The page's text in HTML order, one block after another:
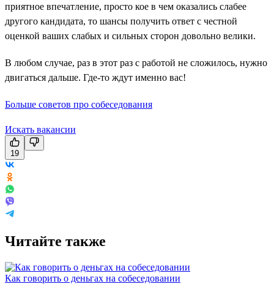
приятное впечатление, просто кое в чем оказались слабее
другого кандидата, то шансы получить ответ с честной
оценкой ваших слабых и сильных сторон довольно велики.
В любом случае, раз в этот раз с работой не сложилось, нужно
двигаться дальше. Где-то ждут именно вас!
Больше советов про собеседования
Искать вакансии
19
Читайте также
Как говорить о деньгах на собеседовании